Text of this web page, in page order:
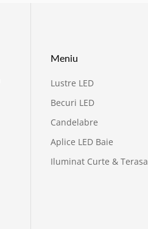
Meniu
Lustre LED
Becuri LED
Candelabre
Aplice LED Baie
Iluminat Curte & Terasa